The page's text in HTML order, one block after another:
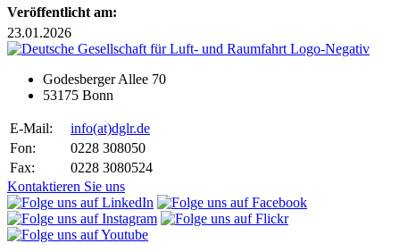
Veröffentlicht am:
23.01.2026
Godesberger Allee 70
53175 Bonn
E-Mail: info(at)dglr.de
Fon:
0228 308050
Fax:
0228 3080524
Kontaktieren Sie uns